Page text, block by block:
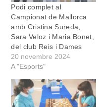
Podi complet al
Campionat de Mallorca
amb Cristina Sureda,
Sara Veloz i Maria Bonet,
del club Reis i Dames
20 novembre 2024
A "Esports"